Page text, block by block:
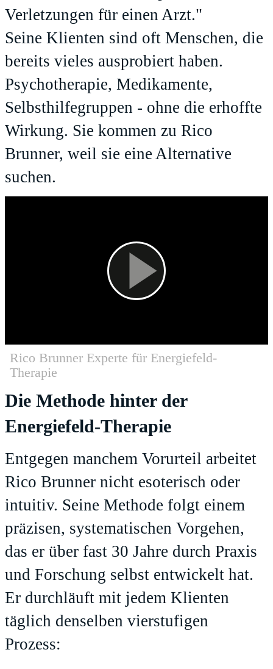
Verletzungen für einen Arzt."
Seine Klienten sind oft Menschen, die
bereits vieles ausprobiert haben.
Psychotherapie, Medikamente,
Selbsthilfegruppen - ohne die erhoffte
Wirkung. Sie kommen zu Rico
Brunner, weil sie eine Alternative
suchen.
Rico Brunner Experte für Energiefeld-
Therapie
Die Methode hinter der
Energiefeld-Therapie
Entgegen manchem Vorurteil arbeitet
Rico Brunner nicht esoterisch oder
intuitiv. Seine Methode folgt einem
präzisen, systematischen Vorgehen,
das er über fast 30 Jahre durch Praxis
und Forschung selbst entwickelt hat.
Er durchläuft mit jedem Klienten
täglich denselben vierstufigen
Prozess: